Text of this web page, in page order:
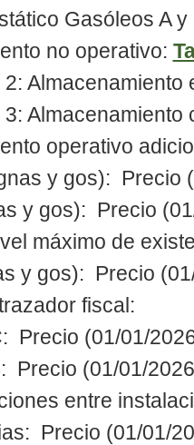
Gasóleos A
no operativo:
2:
3:
operativo
y gos): Precio
y gos): Precio
máximo de
y gos): Precio
fiscal:
Precio (01/01/
Precio (01/01/
entre
Precio (01/01/